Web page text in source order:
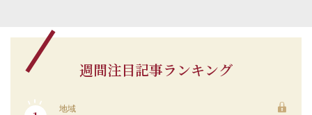
週間注目記事ランキング
地域